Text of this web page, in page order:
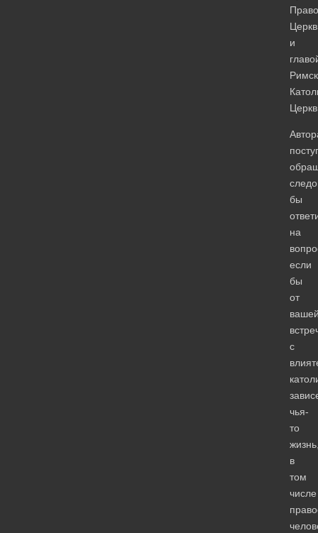
и
бы
на
если
бы
от
с
чья-
то
в
том
числе